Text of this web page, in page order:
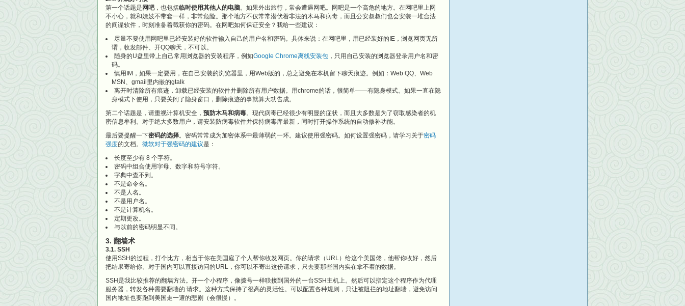
第一个话题是 网吧，也包括临时使用其他人的电脑。如果外出旅行，常会遭遇网吧。网吧是一个高危的地方。在网吧里上网
不小心，就和嫖妓不带套一样，非常危险。那个地方不仅常常潜伏着非法的木马和病毒，而且公安叔叔们也会安装一堆合法
的间谍软件，时刻准备着截获你的密码。在网吧如何保证安全？我给一些建议：
尽量不要使用网吧里已经安装好的软件输入自己的用户名和密码。具体来说：在网吧里，用已经装好的IE，浏览网页无所
谓，收发邮件、开QQ聊天，不可以。
随身的U盘里带上自己常用浏览器的安装程序，例如Google Chrome离线安装包 ，只用自己安装的浏览器登录用户名和密
码。
慎用IM，如果一定要用，在自己安装的浏览器里，用Web版的，总之避免在本机留下聊天痕迹。例如：Web QQ、Web
MSN、gmail里内嵌的gtalk
离开时清除所有痕迹，卸载已经安装的软件并删除所有用户数据。用chrome的话，很简单——有隐身模式。如果一直在隐
身模式下使用，只要关闭了隐身窗口，删除痕迹的事就算大功告成。
第二个话题是，请重视计算机安全， 预防木马和病毒。现代病毒已经很少有明显的症状，而且大多数是为了窃取感染者的机
密信息牟利。对于绝大多数用户，请安装防病毒软件并保持病毒库最新，同时打开操作系统的自动修补功能。
最后要提醒一下密码的选择。密码常常成为加密体系中最薄弱的一环。建议使用强密码。如何设置强密码，请学习关于密码
强度的文档。 微软对于强密码的建议是：
长度至少有 8 个字符。
密码中组合使用字母、数字和符号字符。
字典中查不到。
不是命令名。
不是人名。
不是用户名。
不是计算机名。
定期更改。
与以前的密码明显不同。
3. 翻墙术
3.1. SSH
使用SSH的过程，打个比方，相当于你在美国雇了个人帮你收发网页。你的请求（URL）给这个美国佬，他帮你收好，然后
把结果寄给你。对于国内可以直接访问的URL，你可以不寄出这份请求，只去要那些国内实在拿不着的数据。
SSH是我比较推荐的翻墙方法。开一个小程序，像拨号一样联接到国外的一台SSH主机上。然后可以指定这个程序作为代理
服务器，转发各种需要翻墙的 请求。这种方式保持了很高的灵活性。可以配置各种规则，只让被阻拦的地址翻墙，避免访问
国内地址也要跑到美国走一遭的悲剧（会很慢）。